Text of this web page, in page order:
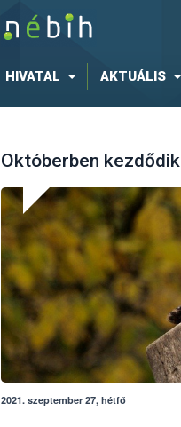
HIVATAL AKTUÁLIS
Októberben
2021. szeptember 27, hétfő